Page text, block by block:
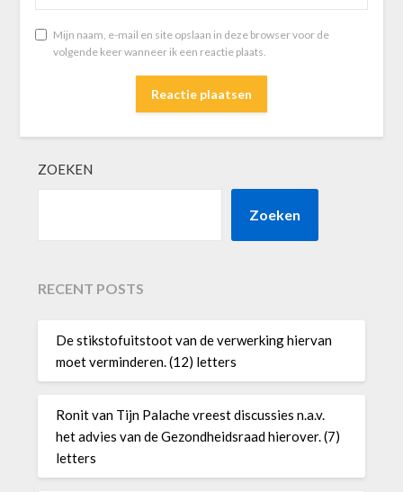
Mijn naam, e-mail en site opslaan in deze browser voor de
volgende keer wanneer ik een reactie plaats.
ZOEKEN
Zoeken
RECENT POSTS
De stikstofuitstoot van de verwerking hiervan
moet verminderen. (12) letters
Ronit van Tijn Palache vreest discussies n.a.v.
het advies van de Gezondheidsraad hierover. (7)
letters